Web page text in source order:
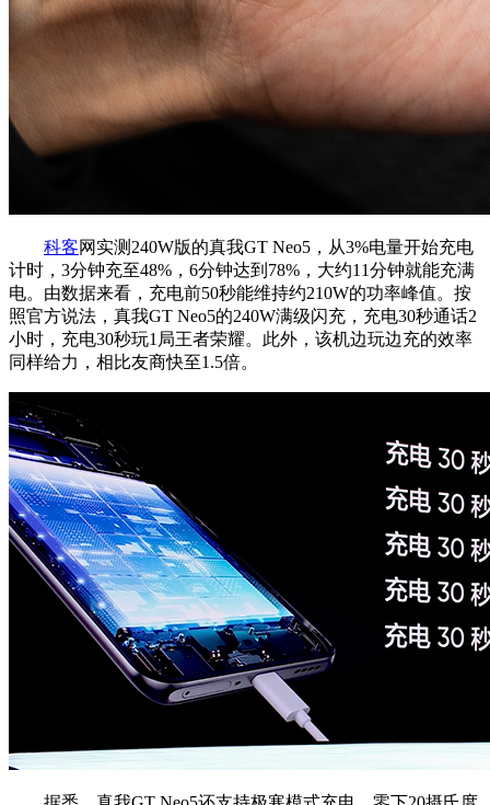
科客网实测240W版的真我GT Neo5，从3%电量开始充电
计时，3分钟充至48%，6分钟达到78%，大约11分钟就能充满
电。由数据来看，充电前50秒能维持约210W的功率峰值。按
照官方说法，真我GT Neo5的240W满级闪充，充电30秒通话2
小时，充电30秒玩1局王者荣耀。此外，该机边玩边充的效率
同样给力，相比友商快至1.5倍。